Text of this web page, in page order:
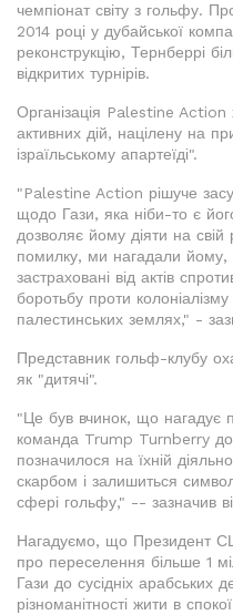
чемпіонат світу з гольфу.
2014 році у дубайської
реконструкцію, Тернберрі
відкритих турнірів.
Організація Palestine Action
активних дій, націлену на
ізраїльському апартеїді".
"Palestine Action рішуче
щодо Гази, яка ніби-то є
дозволяє йому діяти на
помилку, ми нагадали йому,
застраховані від актів
боротьбу проти
палестинських землях," -
Представник гольф-клубу
як "дитячі".
"Це був вчинок, що нагадує
команда Trump Turnberry
позначилося на їхній
скарбом і залишиться
сфері гольфу," -- зазначив
Нагадуємо, що Президент
про переселення більше 1
Гази до сусідніх
різноманітності жити в